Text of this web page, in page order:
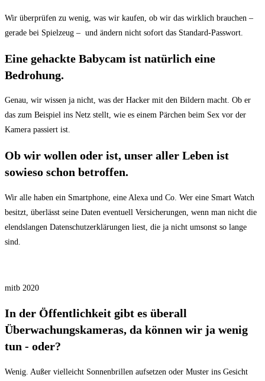
Wir überprüfen zu wenig, was wir kaufen, ob wir das wirklich brauchen –
gerade bei Spielzeug – und ändern nicht sofort das Standard-Passwort.
Eine gehackte Babycam ist natürlich eine
Bedrohung.
Genau, wir wissen ja nicht, was der Hacker mit den Bildern macht. Ob er
das zum Beispiel ins Netz stellt, wie es einem Pärchen beim Sex vor der
Kamera passiert ist.
Ob wir wollen oder ist, unser aller Leben ist
sowieso schon betroffen.
Wir alle haben ein Smartphone, eine Alexa und Co. Wer eine Smart Watch
besitzt, überlässt seine Daten eventuell Versicherungen, wenn man nicht die
elendslangen Datenschutzerklärungen liest, die ja nicht umsonst so lange
sind.
mitb 2020
In der Öffentlichkeit gibt es überall
Überwachungskameras, da können wir ja wenig
tun - oder?
Wenig. Außer vielleicht Sonnenbrillen aufsetzen oder Muster ins Gesicht